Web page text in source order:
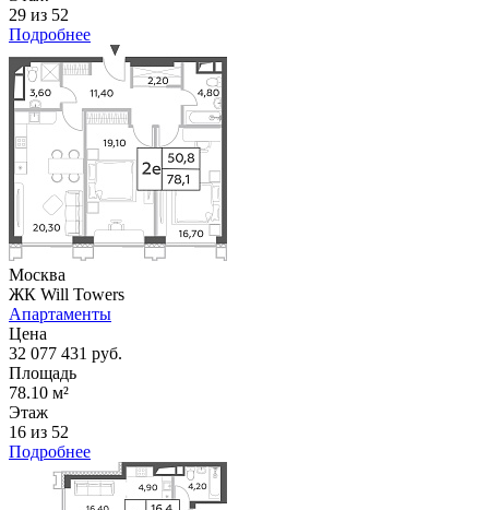
29 из 52
Подробнее
Москва
ЖК Will Towers
Апартаменты
Цена
32 077 431 руб.
Площадь
78.10 м²
Этаж
16 из 52
Подробнее